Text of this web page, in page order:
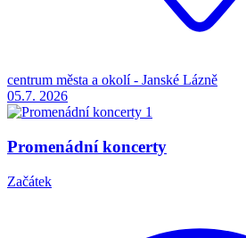
centrum města a okolí - Janské Lázně
05.7. 2026
Promenádní koncerty
Začátek